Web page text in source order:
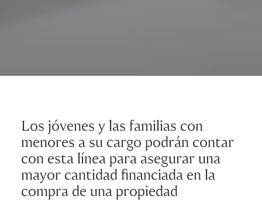
Los jóvenes y las familias con
menores a su cargo podrán contar
con esta línea para asegurar una
mayor cantidad financiada en la
compra de una propiedad